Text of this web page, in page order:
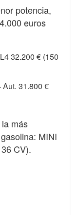
potencia,
euros
32.200 € (150
31.800 €
más
MINI
CV).